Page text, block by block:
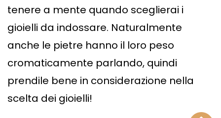
tenere a mente quando sceglierai i
gioielli da indossare. Naturalmente
anche le pietre hanno il loro peso
cromaticamente parlando, quindi
prendile bene in considerazione nella
scelta dei gioielli!